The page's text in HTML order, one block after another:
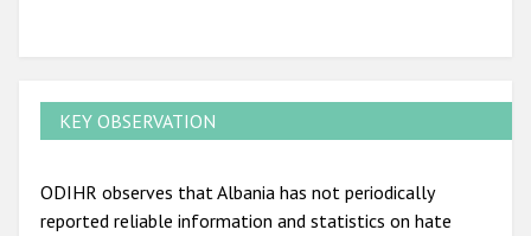
KEY OBSERVATION
ODIHR observes that Albania has not periodically
reported reliable information and statistics on hate